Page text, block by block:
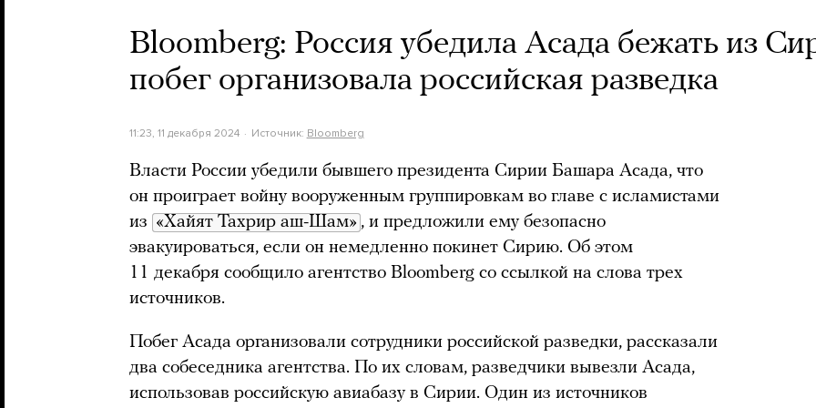
Bloomberg: Россия убедила Асада бежать из
побег организовала российская разведка
11:23, 11 декабря 2024 Источник: Bloomberg
Власти России убедили бывшего президента Сирии Башара Асада, что
он проиграет войну вооруженным группировкам во главе с исламистами
из «Хайят Тахрир аш-Шам» , и предложили ему безопасно
эвакуироваться, если он немедленно покинет Сирию. Об этом
11 декабря сообщило агентство Bloomberg со ссылкой на слова трех
источников.
Побег Асада организовали сотрудники российской разведки, рассказали
два собеседника агентства. По их словам, разведчики вывезли Асада,
использовав российскую авиабазу в Сирии. Один из источников